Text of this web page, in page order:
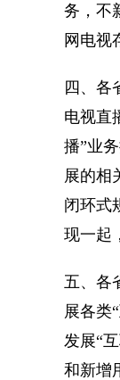
务，不
网电视
四、各
电视直
播”业
展的相
闭环式
现一起
五、各
展各类
发展“
和新增